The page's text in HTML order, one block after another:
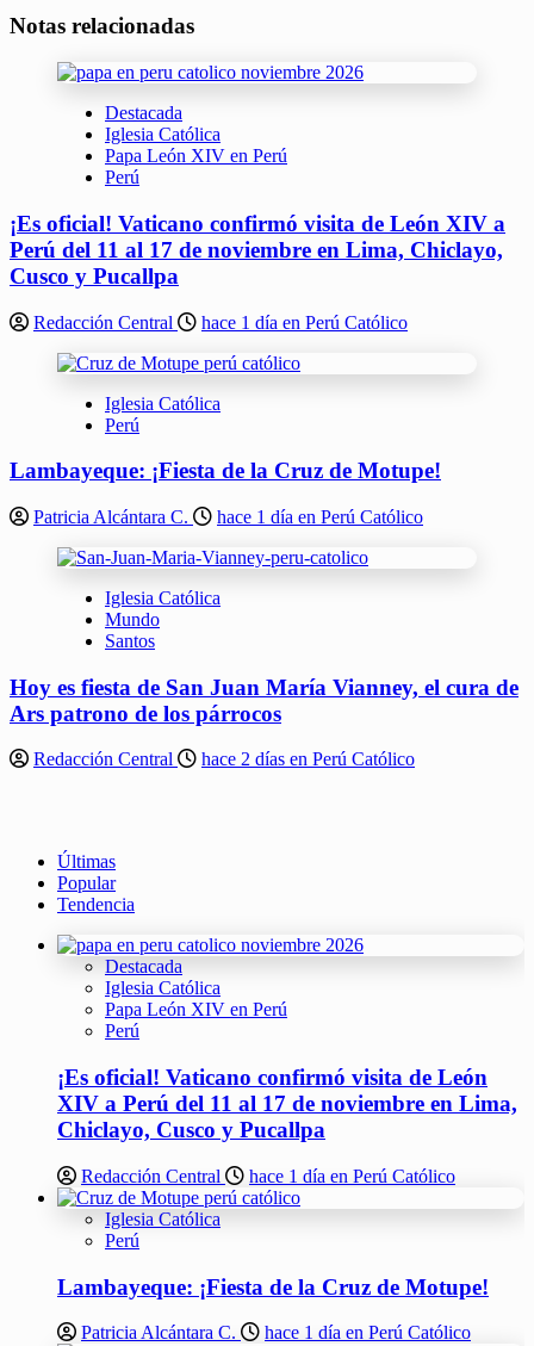
Notas relacionadas
Destacada
Iglesia Católica
Papa León XIV en Perú
Perú
¡Es oficial! Vaticano confirmó visita de León XIV a
Perú del 11 al 17 de noviembre en Lima, Chiclayo,
Cusco y Pucallpa
Redacción Central hace 1 día en Perú Católico
Iglesia Católica
Perú
Lambayeque: ¡Fiesta de la Cruz de Motupe!
Patricia Alcántara C. hace 1 día en Perú Católico
Iglesia Católica
Mundo
Santos
Hoy es fiesta de San Juan María Vianney, el cura de
Ars patrono de los párrocos
Redacción Central hace 2 días en Perú Católico
Últimas
Popular
Tendencia
Destacada
Iglesia Católica
Papa León XIV en Perú
Perú
¡Es oficial! Vaticano confirmó visita de León
XIV a Perú del 11 al 17 de noviembre en Lima,
Chiclayo, Cusco y Pucallpa
Redacción Central hace 1 día en Perú Católico
Iglesia Católica
Perú
Lambayeque: ¡Fiesta de la Cruz de Motupe!
Patricia Alcántara C. hace 1 día en Perú Católico